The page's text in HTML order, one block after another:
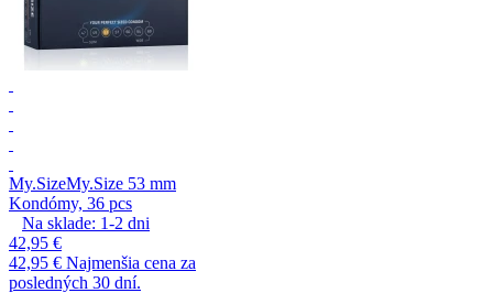
My.SizeMy.Size 53 mm
Kondómy, 36 pcs
Na sklade: 1-2 dni
42,95 €
42,95 € Najmenšia cena za
posledných 30 dní.